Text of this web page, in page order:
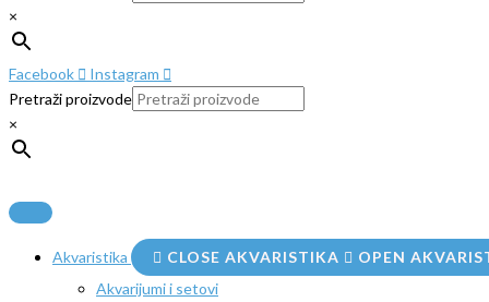
×
Facebook
Instagram
Pretraži proizvode
×
Akvaristika CLOSE AKVARISTIKA
OPEN
Akvarijumi i setovi